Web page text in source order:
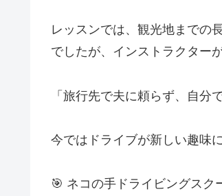
レッスンでは、観光地までの
でしたが、インストラクター
「旅行先で夫に頼らず、自分
今ではドライブが新しい趣味
🎯 ネコの手ドライビングスク